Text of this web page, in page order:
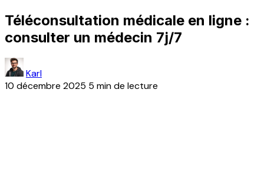
Téléconsultation médicale en ligne :
consulter un médecin 7j/7
Karl
10 décembre 2025 5 min de lecture